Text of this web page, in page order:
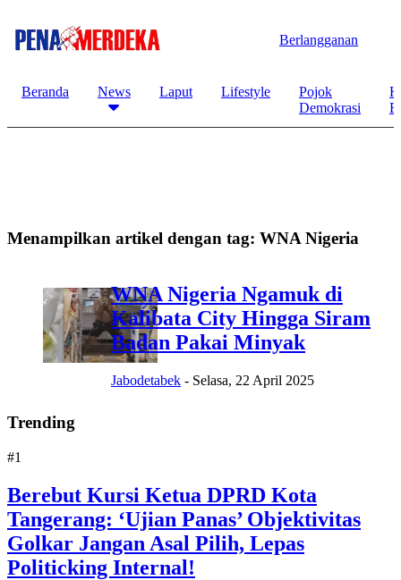
Berlangganan
Beranda News Laput Lifestyle
Pojok
Demokrasi
Menampilkan artikel dengan tag: WNA Nigeria
WNA Nigeria Ngamuk di
Kalibata City Hingga Siram
Badan Pakai Minyak
Jabodetabek - Selasa, 22 April 2025
Trending
#1
Berebut Kursi Ketua DPRD Kota
Tangerang: ‘Ujian Panas’ Objektivitas
Golkar Jangan Asal Pilih, Lepas
Politicking Internal!